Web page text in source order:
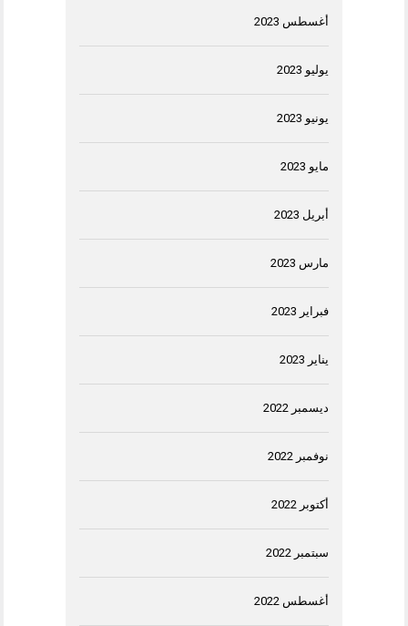
أغسطس 2023
يوليو 2023
يونيو 2023
مايو 2023
أبريل 2023
مارس 2023
فبراير 2023
يناير 2023
ديسمبر 2022
نوفمبر 2022
أكتوبر 2022
سبتمبر 2022
أغسطس 2022